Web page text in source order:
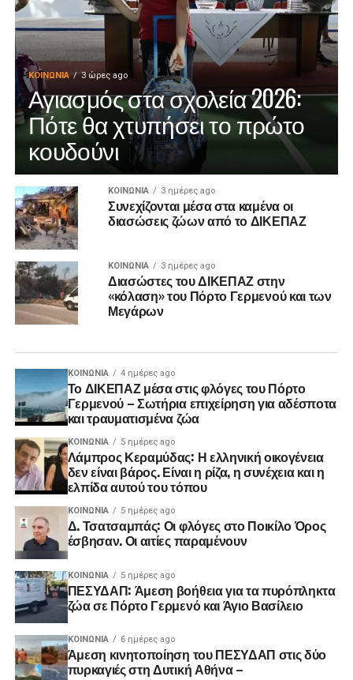
ΚΟΙΝΩΝΊΑ 3 ώρες ago
Αγιασμός στα σχολεία 2026:
Πότε θα χτυπήσει το πρώτο
κουδούνι
ΚΟΙΝΩΝΊΑ 3 ημέρες ago
Συνεχίζονται μέσα στα καμένα οι
διασώσεις ζώων από το ΔΙΚΕΠΑΖ
ΚΟΙΝΩΝΊΑ 3 ημέρες ago
Διασώστες του ΔΙΚΕΠΑΖ στην
«κόλαση» του Πόρτο Γερμενού και των
Μεγάρων
ΚΟΙΝΩΝΊΑ 4 ημέρες ago
Το ΔΙΚΕΠΑΖ μέσα στις φλόγες του Πόρτο
Γερμενού – Σωτήρια επιχείρηση για αδέσποτα
και τραυματισμένα ζώα
ΚΟΙΝΩΝΊΑ 5 ημέρες ago
Λάμπρος Κεραμύδας: Η ελληνική οικογένεια
δεν είναι βάρος. Είναι η ρίζα, η συνέχεια και η
ελπίδα αυτού του τόπου
ΚΟΙΝΩΝΊΑ 5 ημέρες ago
Δ. Τσατσαμπάς: Οι φλόγες στο Ποικίλο Όρος
έσβησαν. Οι αιτίες παραμένουν
ΚΟΙΝΩΝΊΑ 5 ημέρες ago
ΠΕΣΥΔΑΠ: Άμεση βοήθεια για τα πυρόπληκτα
ζώα σε Πόρτο Γερμενό και Άγιο Βασίλειο
ΚΟΙΝΩΝΊΑ 6 ημέρες ago
Άμεση κινητοποίηση του ΠΕΣΥΔΑΠ στις δύο
πυρκαγιές στη Δυτική Αθήνα –